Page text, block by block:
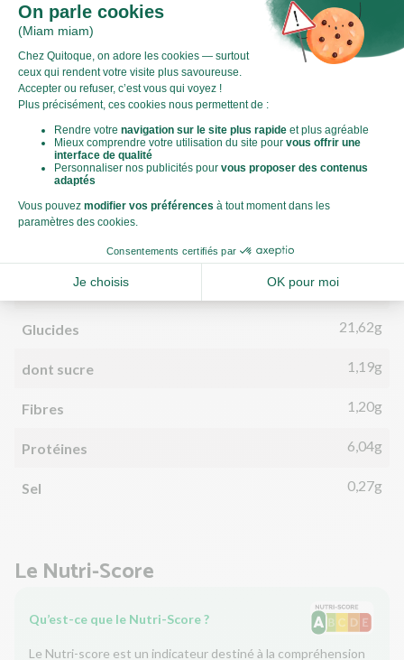
Valeurs nutritionnelles
Énergie (kJ) 652kJ
Énergie (kCal) 156kCal
Matières grasses
dont acides gras saturés
Glucides 21,62g
dont sucre 1,19g
Fibres 1,20g
Protéines 6,04g
Sel 0,27g
Le Nutri-Score
Qu’est-ce que le Nutri-Score ?
Le Nutri-score est un indicateur destiné à la compréhension